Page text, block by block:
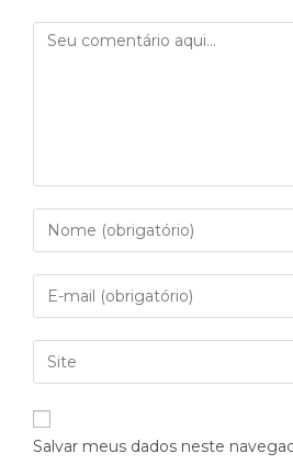
Salvar meus dados neste